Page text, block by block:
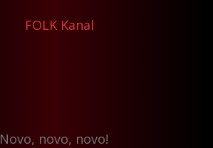
Novo, novo, novo!